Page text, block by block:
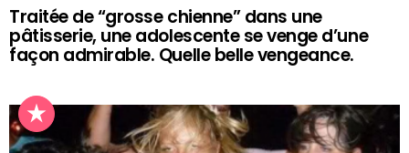
Traitée de “grosse chienne” dans une
pâtisserie, une adolescente se venge d’une
façon admirable. Quelle belle vengeance.